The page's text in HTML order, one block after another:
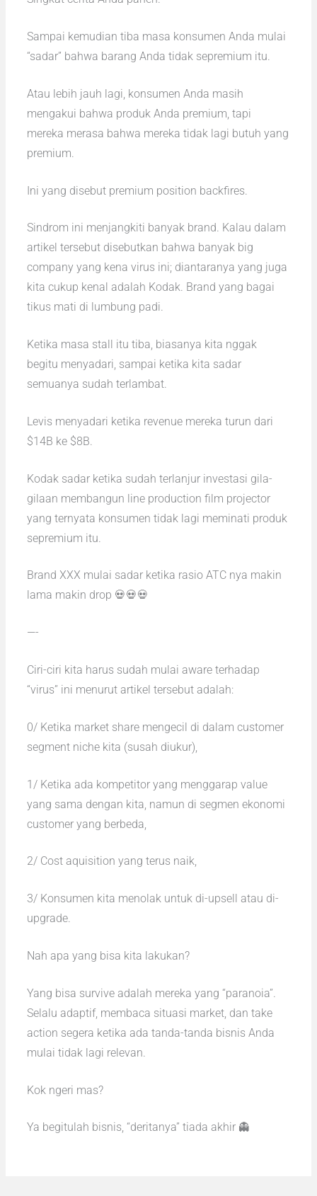
Sampai kemudian tiba masa konsumen Anda mulai
“sadar” bahwa barang Anda tidak sepremium itu.
Atau lebih jauh lagi, konsumen Anda masih
mengakui bahwa produk Anda premium, tapi
mereka merasa bahwa mereka tidak lagi butuh yang
premium.
Ini yang disebut premium position backfires.
Sindrom ini menjangkiti banyak brand. Kalau dalam
artikel tersebut disebutkan bahwa banyak big
company yang kena virus ini; diantaranya yang juga
kita cukup kenal adalah Kodak. Brand yang bagai
tikus mati di lumbung padi.
Ketika masa stall itu tiba, biasanya kita nggak
begitu menyadari, sampai ketika kita sadar
semuanya sudah terlambat.
Levis menyadari ketika revenue mereka turun dari
$14B ke $8B.
Kodak sadar ketika sudah terlanjur investasi gila-
gilaan membangun line production film projector
yang ternyata konsumen tidak lagi meminati produk
sepremium itu.
Brand XXX mulai sadar ketika rasio ATC nya makin
lama makin drop 💀💀💀
—-
Ciri-ciri kita harus sudah mulai aware terhadap
“virus” ini menurut artikel tersebut adalah:
0/ Ketika market share mengecil di dalam customer
segment niche kita (susah diukur),
1/ Ketika ada kompetitor yang menggarap value
yang sama dengan kita, namun di segmen ekonomi
customer yang berbeda,
2/ Cost aquisition yang terus naik,
3/ Konsumen kita menolak untuk di-upsell atau di-
upgrade.
Nah apa yang bisa kita lakukan?
Yang bisa survive adalah mereka yang “paranoia”.
Selalu adaptif, membaca situasi market, dan take
action segera ketika ada tanda-tanda bisnis Anda
mulai tidak lagi relevan.
Kok ngeri mas?
Ya begitulah bisnis, “deritanya” tiada akhir 👻